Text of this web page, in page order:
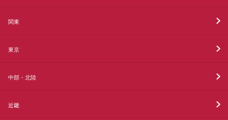
関東
東京
中部・北陸
近畿